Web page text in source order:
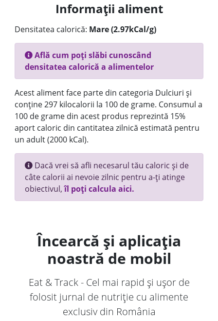
Informații aliment
Densitatea calorică: Mare (2.97kCal/g)
Află cum poți slăbi cunoscând
densitatea calorică a alimentelor
Acest aliment face parte din categoria Dulciuri și
conține 297 kilocalorii la 100 de grame. Consumul a
100 de grame din acest produs reprezintă 15%
aport caloric din cantitatea zilnică estimată pentru
un adult (2000 kCal).
Dacă vrei să afli necesarul tău caloric și de
câte calorii ai nevoie zilnic pentru a-ți atinge
obiectivul,îl poți calcula aici.
Încearcă și aplicația
noastră de mobil
Eat & Track - Cel mai rapid și ușor de
folosit jurnal de nutriție cu alimente
exclusiv din România